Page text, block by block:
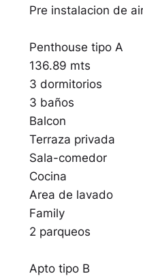
Pre instalacion de
Penthouse tipo A
136.89 mts
3 dormitorios
3 baños
Balcon
Terraza privada
Sala-comedor
Cocina
Area de lavado
Family
2 parqueos
Apto tipo B